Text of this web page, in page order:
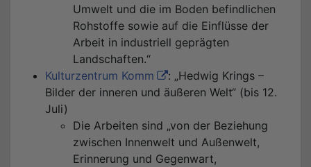
Umwelt und die im Boden befindlichen
Rohstoffe sowie auf die Einflüsse der
Arbeit in industriell geprägten
Landschaften.“
Kulturzentrum Komm
: „Hedwig Krings –
Bilder der inneren und äußeren Welt“ (bis 12.
Juli)
Die Arbeiten sind „von der Beziehung
zwischen Innenwelt und Außenwelt,
Erinnerung und Gegenwart,